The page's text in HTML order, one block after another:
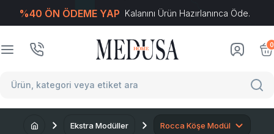
%40 ÖN ÖDEME YAP Kalanını Ürün Hazırlanınca Öde.
0
Ekstra Modüller Rocca Köşe Modül
T-Soft E-Ticaret Sistemleriyle Hazırlanmıştır.